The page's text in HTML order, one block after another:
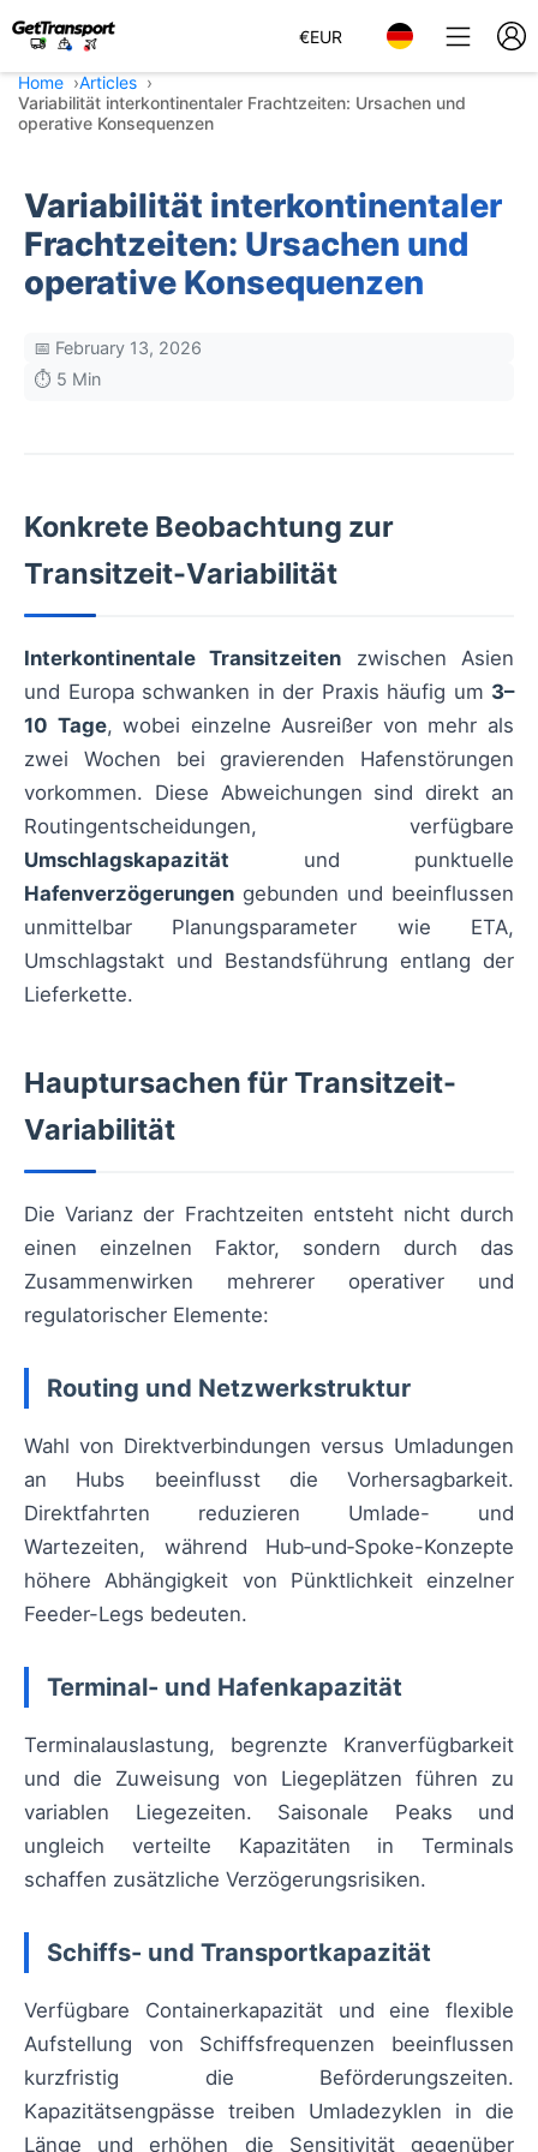
€EUR
Home
Articles
Variabilität interkontinentaler Frachtzeiten: Ursachen und
operative Konsequenzen
Variabilität interkontinentaler
Frachtzeiten: Ursachen und
operative Konsequenzen
📅 February 13, 2026
⏱️ 5 Min
Konkrete Beobachtung zur
Transitzeit-Variabilität
Interkontinentale Transitzeiten zwischen Asien
und Europa schwanken in der Praxis häufig um 3–
10 Tage, wobei einzelne Ausreißer von mehr als
zwei Wochen bei gravierenden Hafenstörungen
vorkommen. Diese Abweichungen sind direkt an
Routingentscheidungen, verfügbare
Umschlagskapazität und punktuelle
Hafenverzögerungen gebunden und beeinflussen
unmittelbar Planungsparameter wie ETA,
Umschlagstakt und Bestandsführung entlang der
Lieferkette.
Hauptursachen für Transitzeit-
Variabilität
Die Varianz der Frachtzeiten entsteht nicht durch
einen einzelnen Faktor, sondern durch das
Zusammenwirken mehrerer operativer und
regulatorischer Elemente:
Routing und Netzwerkstruktur
Wahl von Direktverbindungen versus Umladungen
an Hubs beeinflusst die Vorhersagbarkeit.
Direktfahrten reduzieren Umlade- und
Wartezeiten, während Hub‑und‑Spoke-Konzepte
höhere Abhängigkeit von Pünktlichkeit einzelner
Feeder-Legs bedeuten.
Terminal- und Hafenkapazität
Terminalauslastung, begrenzte Kranverfügbarkeit
und die Zuweisung von Liegeplätzen führen zu
variablen Liegezeiten. Saisonale Peaks und
ungleich verteilte Kapazitäten in Terminals
schaffen zusätzliche Verzögerungsrisiken.
Schiffs- und Transportkapazität
Verfügbare Containerkapazität und eine flexible
Aufstellung von Schiffsfrequenzen beeinflussen
kurzfristig die Beförderungszeiten.
Kapazitätsengpässe treiben Umladezyklen in die
Länge und erhöhen die Sensitivität gegenüber